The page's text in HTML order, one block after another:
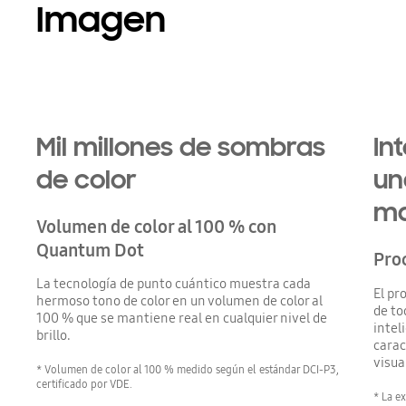
Imagen
Mil millones de sombras
de color
Volumen de color al 100 % con
Quantum Dot
La tecnología de punto cuántico muestra cada
hermoso tono de color en un volumen de color al
100 % que se mantiene real en cualquier nivel de
brillo.
* Volumen de color al 100 % medido según el estándar DCI-P3,
certificado por VDE.
El
de
* La